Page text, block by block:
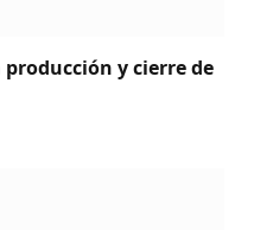
y cierre de